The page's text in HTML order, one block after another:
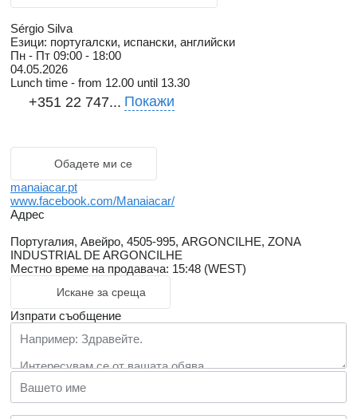
Sérgio Silva
Езици: португалски, испански, английски
Пн - Пт 09:00 - 18:00
04.05.2026
Lunch time - from 12.00 until 13.30
+351 22 747... Покажи
Обадете ми се
manaiacar.pt
www.facebook.com/Manaiacar/
Адрес
Португалия, Авейро, 4505-995, ARGONCILHE, ZONA
INDUSTRIAL DE ARGONCILHE
Местно време на продавача: 15:48 (WEST)
Искане за среща
Изпрати съобщение